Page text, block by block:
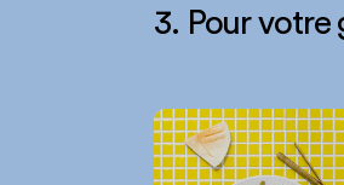
3. Pour votre